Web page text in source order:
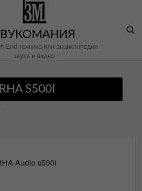
End техника или энциклопедия
звука и видео
RHA S500I